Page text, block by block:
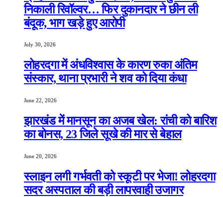
निकाली रिवॉल्वर… फिर दुकानदार ने छीन ली
बंदूक, भाग खड़े हुए आरोपी
July 30, 2026
लोहरदगा में अंधविश्वास के कारण रुका अंतिम
संस्कार, थाना प्रभारी ने शव को दिया कंधा
June 22, 2026
झारखंड में मानसून का अजब खेल: रांची को बारिश
का बोनस, 23 जिले सूखे की मार से बेहाल
June 20, 2026
स्लाइन लगी गर्भवती को स्कूटी पर भेजा! लोहरदगा
सदर अस्पताल की बड़ी लापरवाही उजागर